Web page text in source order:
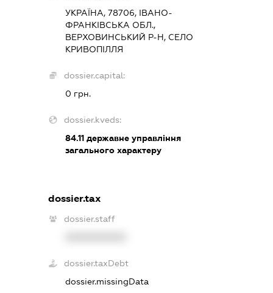
УКРАЇНА, 78706, ІВАНО-
ФРАНКІВСЬКА ОБЛ.,
ВЕРХОВИНСЬКИЙ Р-Н, СЕЛО
КРИВОПІЛЛЯ
dossier.capital:
0 грн.
dossier.kveds:
84.11державне управління
загального характеру
dossier.tax
dossier.staff
dossier.taxDebt
dossier.missingData